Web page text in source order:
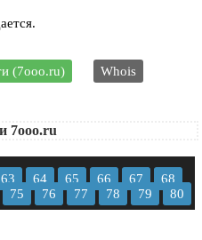
(7ooo.ru) Whois
7ooo.ru
63 64 65 66 67
68
75 76 77 78 79
80